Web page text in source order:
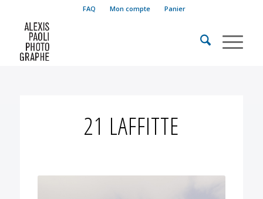
FAQ Mon compte Panier
21 LAFFITTE